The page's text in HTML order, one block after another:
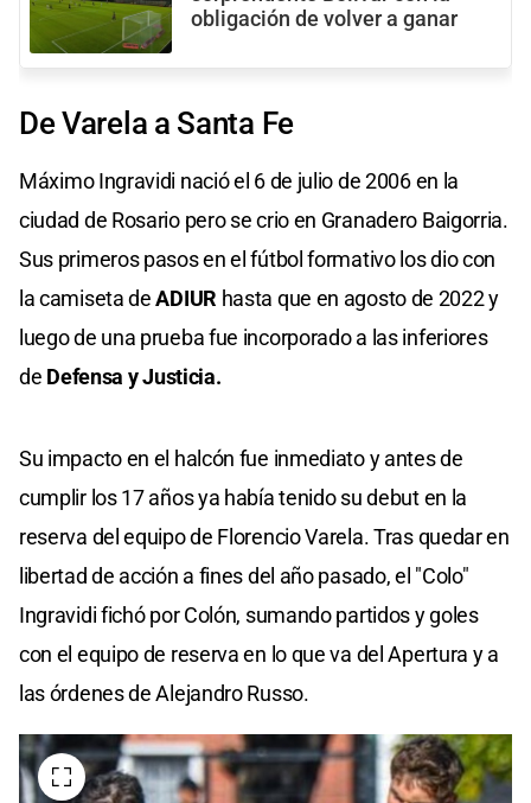
obligación de volver a ganar
De Varela a Santa Fe
Máximo Ingravidi nació el 6 de julio de 2006 en la
ciudad de Rosario pero se crio en Granadero Baigorria.
Sus primeros pasos en el fútbol formativo los dio con
la camiseta deADIUR hasta que en agosto de 2022 y
luego de una prueba fue incorporado a las inferiores
de Defensa y Justicia.
Su impacto en el halcón fue inmediato y antes de
cumplir los 17 años ya había tenido su debut en la
reserva del equipo de Florencio Varela. Tras quedar en
libertad de acción a fines del año pasado, el "Colo"
Ingravidi fichó por Colón, sumando partidos y goles
con el equipo de reserva en lo que va del Apertura y a
las órdenes de Alejandro Russo.